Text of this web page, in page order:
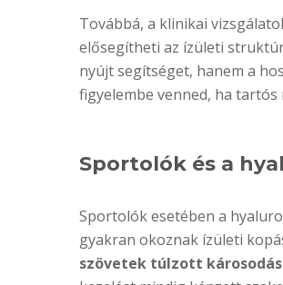
Továbbá, a klinikai
elősegítheti az ízületi
nyújt segítséget, hanem a
figyelembe venned, ha tartós
Sportolók és a
Sportolók esetében a
gyakran okoznak ízületi
szövetek túlzott